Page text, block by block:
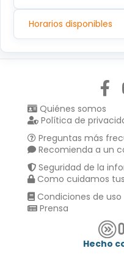
Horarios disponibles
Quiénes somos
Política de
Preguntas más
Recomienda a un
Seguridad de la
Como cuidamos
Condiciones de uso
Prensa
Hecho